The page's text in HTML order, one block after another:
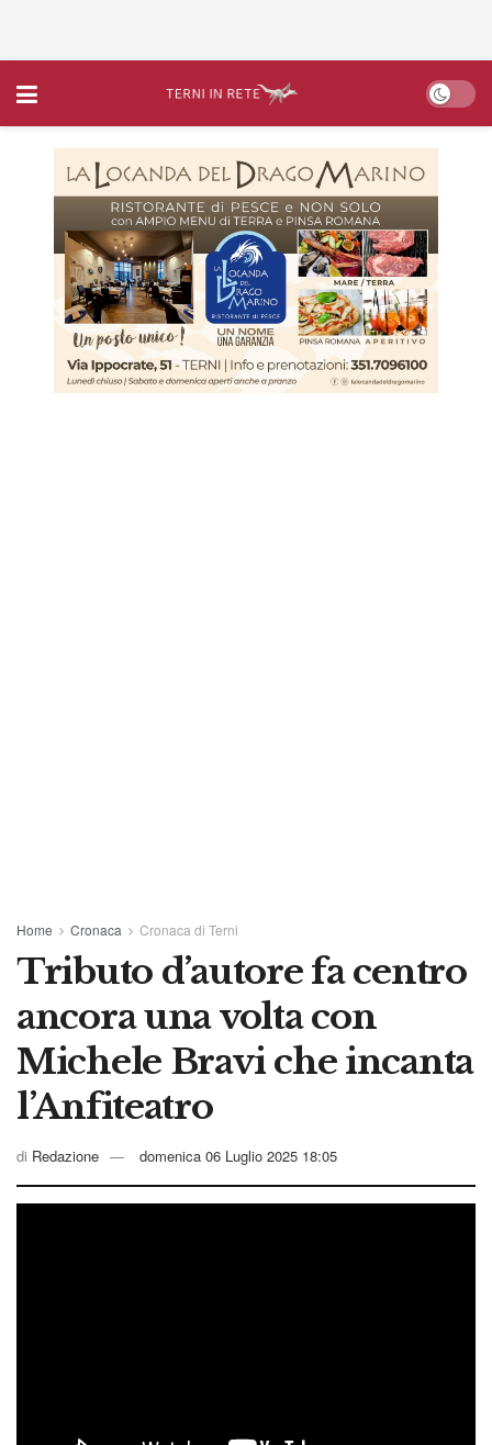
Home Cronaca Cronaca di Terni
Tributo d’autore fa centro
ancora una volta con
Michele Bravi che incanta
l’Anfiteatro
di Redazione domenica 06 Luglio 2025 18:05